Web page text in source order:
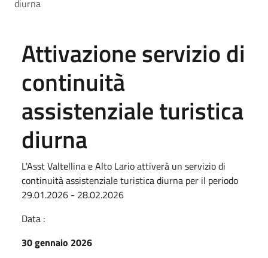
diurna
Attivazione servizio di
continuità
assistenziale turistica
diurna
L'Asst Valtellina e Alto Lario attiverà un servizio di
continuità assistenziale turistica diurna per il periodo
29.01.2026 - 28.02.2026
Data :
30 gennaio 2026